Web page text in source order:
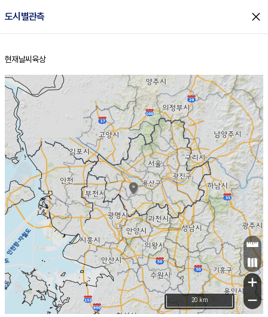
도시별관측 close
홈
현재날씨 육상
+
−
20 km